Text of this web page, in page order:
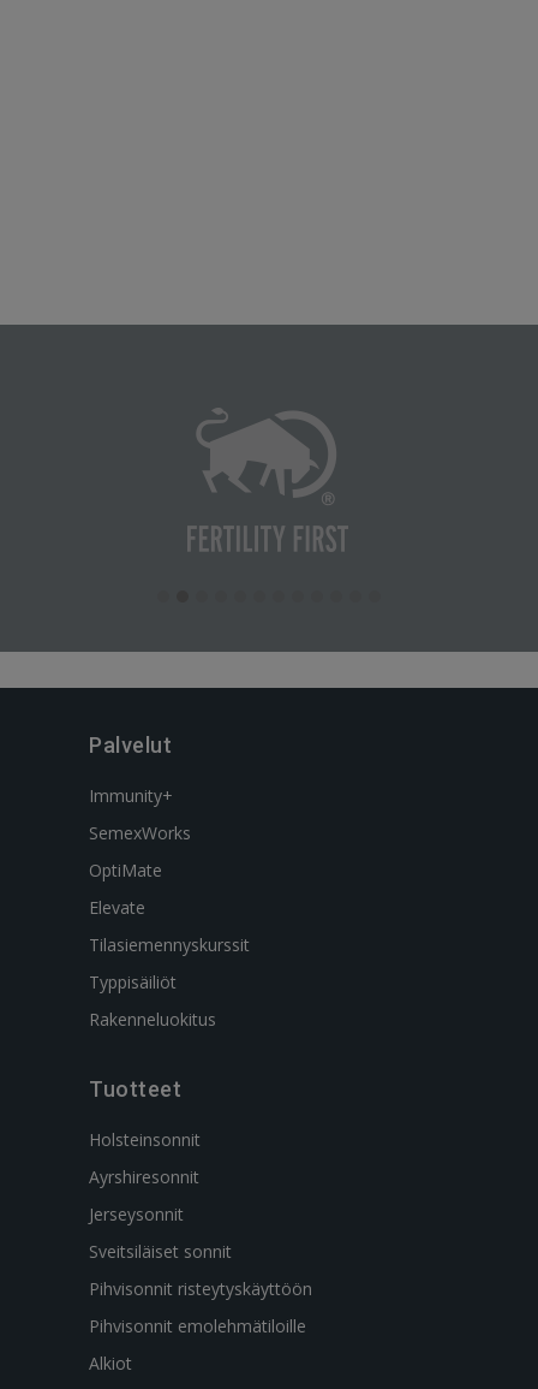
Palvelut
Immunity+
SemexWorks
OptiMate
Elevate
Tilasiemennyskurssit
Typpisäiliöt
Rakenneluokitus
Tuotteet
Holsteinsonnit
Ayrshiresonnit
Jerseysonnit
Sveitsiläiset sonnit
Pihvisonnit risteytyskäyttöön
Pihvisonnit emolehmätiloille
Alkiot